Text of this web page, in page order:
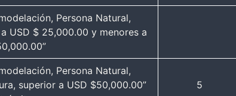
Persona Natural,
USD $ 25,000.00 y menores a
Persona Natural,
superior a USD $50,000.00”
5